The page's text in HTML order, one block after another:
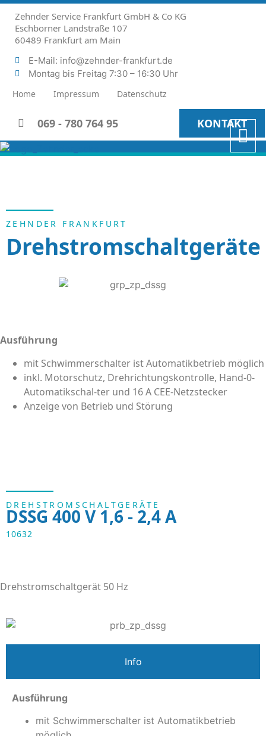
Zehnder Service Frankfurt GmbH & Co KG
Eschborner Landstraße 107
60489 Frankfurt am Main
E-Mail: info@zehnder-frankfurt.de
Montag bis Freitag 7:30 – 16:30 Uhr
Home
Impressum Datenschutz
069 - 780 764 95 KONTAKT
ZEHNDER FRANKFURT
Drehstromschaltgeräte
Ausführung
mit Schwimmerschalter ist Automatikbetrieb möglich
inkl. Motorschutz, Drehrichtungskontrolle, Hand-0-
Automatikschal-ter und 16 A CEE-Netzstecker
Anzeige von Betrieb und Störung
DREHSTROMSCHALTGERÄTE
DSSG 400 V 1,6 - 2,4 A
10632
Drehstromschaltgerät 50 Hz
Info
Ausführung
mit Schwimmerschalter ist Automatikbetrieb